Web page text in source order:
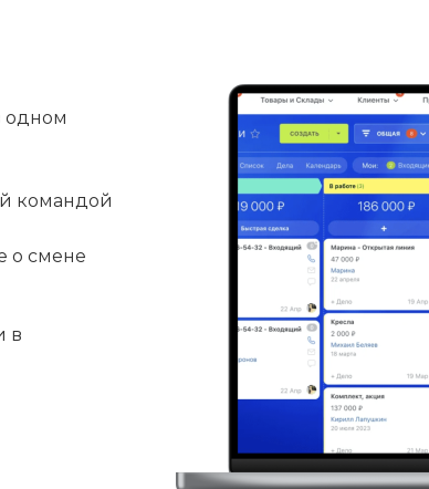
одном
командой
о смене
в